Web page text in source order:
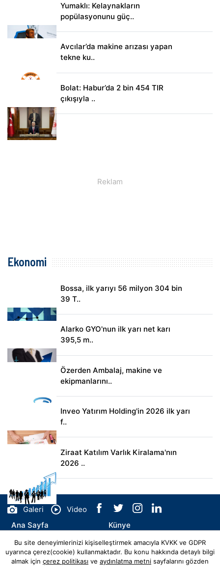
Yumaklı: Kelaynakların
popülasyonunu güç..
Avcılar’da makine arızası yapan
tekne ku..
Bolat: Habur’da 2 bin 454 TIR
çıkışıyla ..
Ekonomi
Bossa, ilk yarıyı 56 milyon 304 bin
39 T..
Alarko GYO'nun ilk yarı net karı
395,5 m..
Özerden Ambalaj, makine ve
ekipmanlarını..
Inveo Yatırım Holding'in 2026 ilk yarı
f..
Ziraat Katılım Varlık Kiralama'nın
2026 ..
Galeri
Video
Ana Sayfa
Künye
İletişim
Bu site deneyimlerinizi kişiselleştirmek amacıyla KVKK ve GDPR
uyarınca çerez(cookie) kullanmaktadır. Bu konu hakkında detaylı bilgi
almak için çerez politikası ve aydınlatma metni sayfalarını gözden